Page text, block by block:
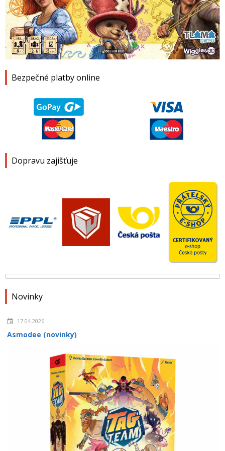
Bezpečné platby online
Dopravu zajišťuje
Novinky
17.04.2026
Asmodee (novinky)